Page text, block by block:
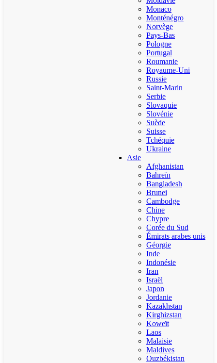
Monaco
Monténégro
Norvège
Pays-Bas
Pologne
Portugal
Roumanie
Royaume-Uni
Russie
Saint-Marin
Serbie
Slovaquie
Slovénie
Suède
Suisse
Tchéquie
Ukraine
Asie
Afghanistan
Bahreïn
Bangladesh
Brunei
Cambodge
Chine
Chypre
Corée du Sud
Émirats arabes unis
Géorgie
Inde
Indonésie
Iran
Israël
Japon
Jordanie
Kazakhstan
Kirghizstan
Koweït
Laos
Malaisie
Maldives
Ouzbékistan